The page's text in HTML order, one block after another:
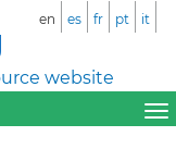
website
en es fr pt it